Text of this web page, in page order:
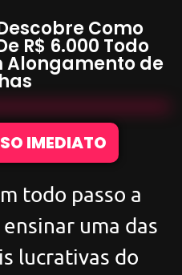
Como
R$ 6.000 Todo
Alongamento de
IMEDIATO
todo passo a
uma das
lucrativas do